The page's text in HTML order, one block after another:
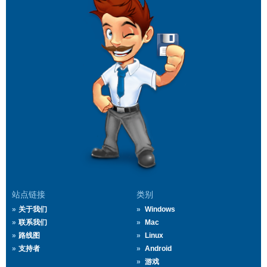
站点链接
关于我们
联系我们
路线图
支持者
类别
Windows
Mac
Linux
Android
游戏